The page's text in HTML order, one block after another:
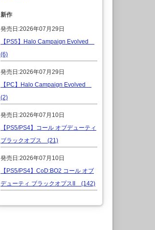
新作
発売日:2026年07月29日
【PS5】Halo Campaign Evolved
(6)
発売日:2026年07月29日
【PC】Halo Campaign Evolved
(2)
発売日:2026年07月10日
【PS5/PS4】コール オブデューティ
ブラックオプス (21)
発売日:2026年07月10日
【PS5/PS4】CoD:BO2 コール オブ
デューティ ブラックオプスII (142)